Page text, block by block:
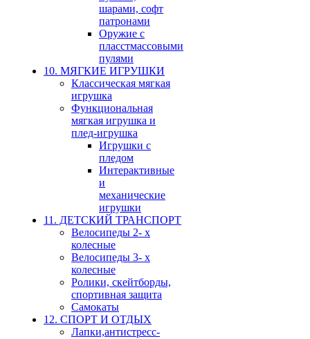
шарами, софт
патронами
Оружие с
пласстмассовыми
пулями
10. МЯГКИЕ ИГРУШКИ
Классическая мягкая
игрушка
Функциональная
мягкая игрушка и
плед-игрушка
Игрушки с
пледом
Интерактивные
и
механические
игрушки
11. ДЕТСКИЙ ТРАНСПОРТ
Велосипеды 2- х
колесные
Велосипеды 3- х
колесные
Ролики, скейтборды,
спортивная защита
Самокаты
12. СПОРТ И ОТДЫХ
Лапки,антистресс-